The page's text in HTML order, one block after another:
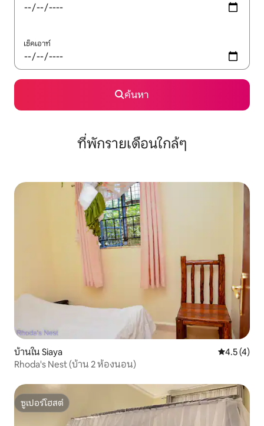
เช็คเอาท์
ค้นหา
ที่พักรายเดือนใกล้ๆ
บ้านใน Siaya คะแนนเฉลี่
4.5 (4)
Rhoda's Nest (บ้าน 2 ห้องนอน)
ซูเปอร์โฮสต์
ซูเปอร์โฮสต์